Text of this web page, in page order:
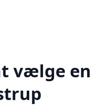
vælge en